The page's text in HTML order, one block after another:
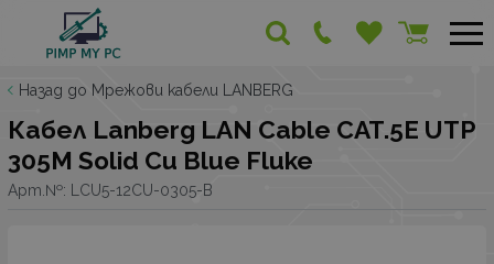
Назад до Мрежови кабели LANBERG
Кабел Lanberg LAN Cable CAT.5E UTP
305M Solid Cu Blue Fluke
Арт.№: LCU5-12CU-0305-B